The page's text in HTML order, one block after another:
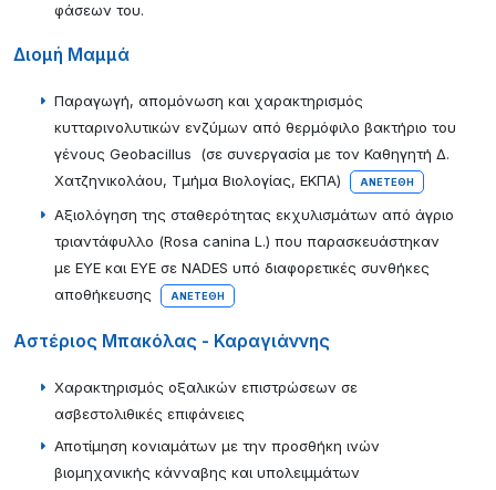
φάσεων του.
Διομή Μαμμά
Παραγωγή, απομόνωση και χαρακτηρισμός
κυτταρινολυτικών ενζύμων από θερμόφιλο βακτήριο του
γένους Geobacillus (σε συνεργασία με τον Καθηγητή Δ.
Χατζηνικολάου, Τμήμα Βιολογίας, ΕΚΠΑ)
ΑΝΕΤΈΘΗ
Αξιολόγηση της σταθερότητας εκχυλισμάτων από άγριο
τριαντάφυλλο (Rosa canina L.) που παρασκευάστηκαν
με ΕΥΕ και ΕΥΕ σε NADES υπό διαφορετικές συνθήκες
αποθήκευσης
ΑΝΕΤΈΘΗ
Αστέριος Μπακόλας - Καραγιάννης
Χαρακτηρισμός οξαλικών επιστρώσεων σε
ασβεστολιθικές επιφάνειες
Αποτίμηση κονιαμάτων με την προσθήκη ινών
βιομηχανικής κάνναβης και υπολειμμάτων